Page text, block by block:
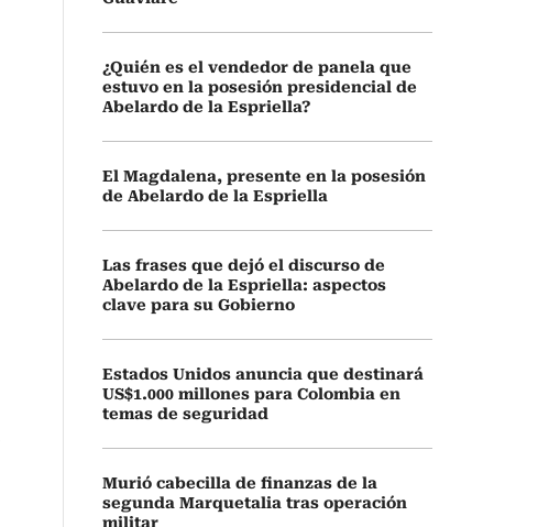
¿Quién es el vendedor de panela que
estuvo en la posesión presidencial de
Abelardo de la Espriella?
El Magdalena, presente en la posesión
de Abelardo de la Espriella
Las frases que dejó el discurso de
Abelardo de la Espriella: aspectos
clave para su Gobierno
Estados Unidos anuncia que destinará
US$1.000 millones para Colombia en
temas de seguridad
Murió cabecilla de finanzas de la
segunda Marquetalia tras operación
militar